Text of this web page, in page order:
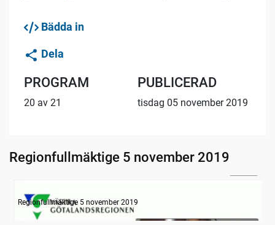
Bädda in
Dela
PROGRAM
20 av 21
PUBLICERAD
tisdag 05 november 2019
Regionfullmäktige 5 november 2019
Information
Regionfullmäktige 5 november 2019